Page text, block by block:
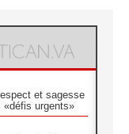
et sagesse
«défis urgents»